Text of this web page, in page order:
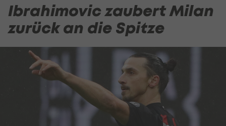
Ibrahimovic zaubert Milan
zurück an die Spitze